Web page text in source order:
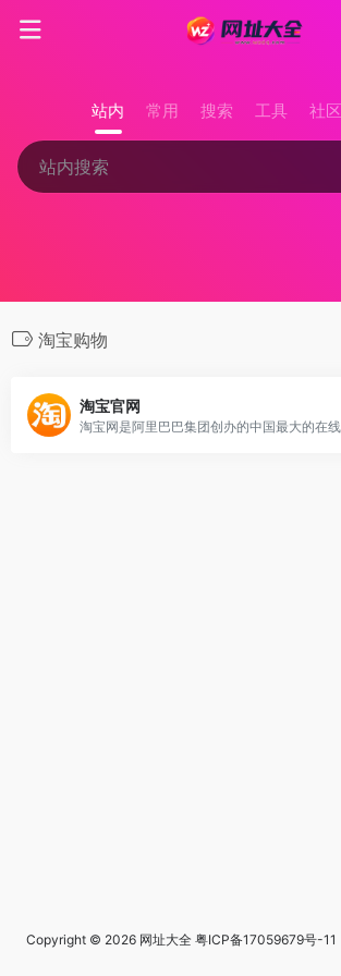
站内 常用 搜索 工具 社区
淘宝购物
淘宝官网
Copyright © 2026 网址大全 粤ICP备17059679号-11